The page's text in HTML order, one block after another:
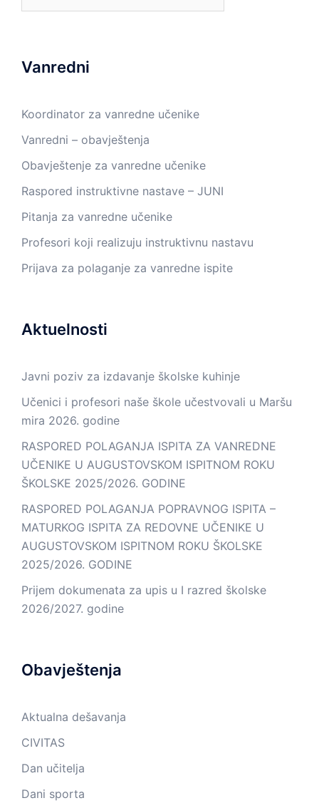
Vanredni
Koordinator za vanredne učenike
Vanredni – obavještenja
Obavještenje za vanredne učenike
Raspored instruktivne nastave – JUNI
Pitanja za vanredne učenike
Profesori koji realizuju instruktivnu nastavu
Prijava za polaganje za vanredne ispite
Aktuelnosti
Javni poziv za izdavanje školske kuhinje
Učenici i profesori naše škole učestvovali u Maršu
mira 2026. godine
RASPORED POLAGANJA ISPITA ZA VANREDNE
UČENIKE U AUGUSTOVSKOM ISPITNOM ROKU
ŠKOLSKE 2025/2026. GODINE
RASPORED POLAGANJA POPRAVNOG ISPITA –
MATURKOG ISPITA ZA REDOVNE UČENIKE U
AUGUSTOVSKOM ISPITNOM ROKU ŠKOLSKE
2025/2026. GODINE
Prijem dokumenata za upis u I razred školske
2026/2027. godine
Obavještenja
Aktualna dešavanja
CIVITAS
Dan učitelja
Dani sporta